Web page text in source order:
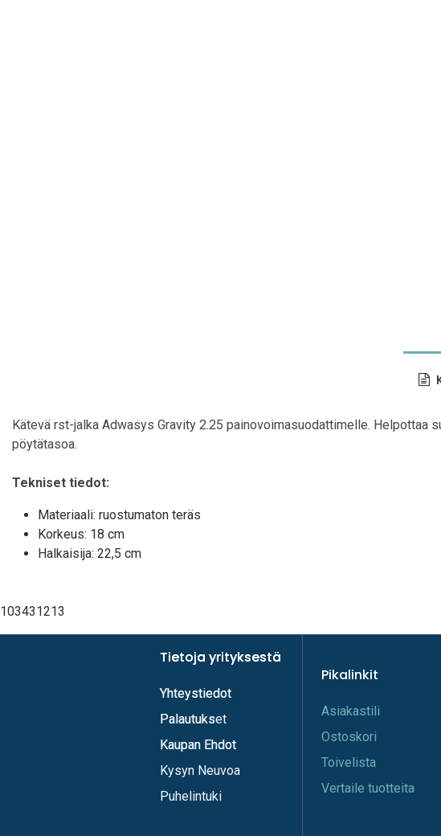
Kätevä rst-jalka Adwasys Gravity 2.25 painovoimasuodattimelle.
pöytätasoa.
Tekniset tiedot:
Materiaali: ruostumaton teräs
Korkeus: 18 cm
Halkaisija: 22,5 cm
103431213
Pikalinkit
A​s​iakastili
Os​toskori
Toi​velista
Vertaile tuotteita
Tietoja yrityksestä
Yhteystiedot
Palautukset
Kaupan Ehdot
Tietoja yrityksestä
Yhteystiedot
Palautuks
Kaupan Ehdot
Kysyn Neuvoa
Puhelintuki